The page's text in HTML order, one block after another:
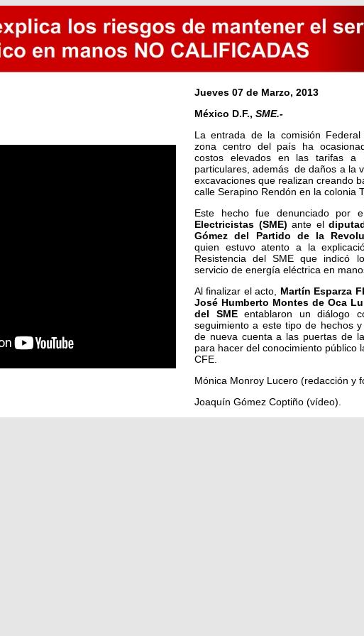
Jueves 07 de Marzo, 2013
México D.F., SME.-
La entrada de la comisión
zona centro del país ha
costos elevados en las tarifas a
particulares, además de daños a la
excavaciones que realizan creando
calle Serapino Rendón en la colonia
Este hecho fue denunciado por
Electricistas (SME) ante el
Gómez del Partido de la
quien estuvo atento a la
Resistencia del SME que indicó
servicio de energía eléctrica en
Al finalizar el acto, Martín Esparza
José Humberto Montes de Oca
del SMEentablaron un diálogo
seguimiento a este tipo de hechos
de nueva cuenta a las puertas de
para hacer del conocimiento público
CFE.
Mónica Monroy Lucero (redacción y
Joaquín Gómez Coptiño (vídeo).